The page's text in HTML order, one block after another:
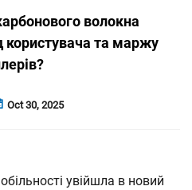
волокна
та маржу
Oct 30, 2025
увійшла в новий